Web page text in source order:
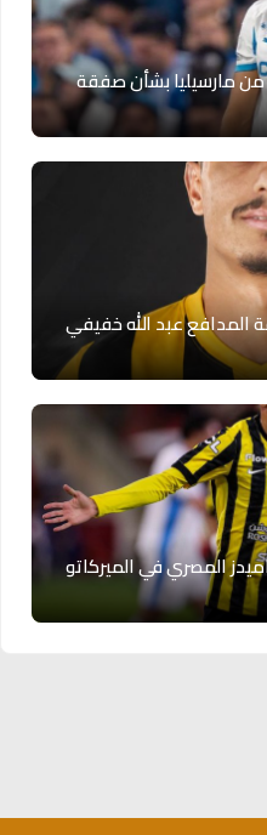
مارسيليا بشأن صفقة
عبد الله خفيفي
المصري في الميركاتو